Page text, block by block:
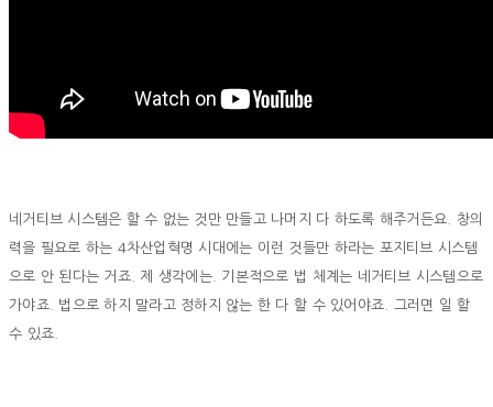
네거티브 시스템은 할 수 없는 것만 만들고 나머지 다 하도록 해주거든요. 창의
력을 필요로 하는 4차산업혁명 시대에는 이런 것들만 하라는 포지티브 시스템
으로 안 된다는 거죠. 제 생각에는. 기본적으로 법 체계는 네거티브 시스템으로
가야죠. 법으로 하지 말라고 정하지 않는 한 다 할 수 있어야죠. 그러면 일 할
수 있죠.